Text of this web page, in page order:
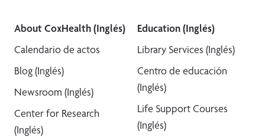
About CoxHealth (Inglés)
Calendario de actos
Blog (Inglés)
Newsroom (Inglés)
Center for Research
(Inglés)
Education (Inglés)
Library Services (Inglés)
Centro de educación
(Inglés)
Life Support Courses
(Inglés)